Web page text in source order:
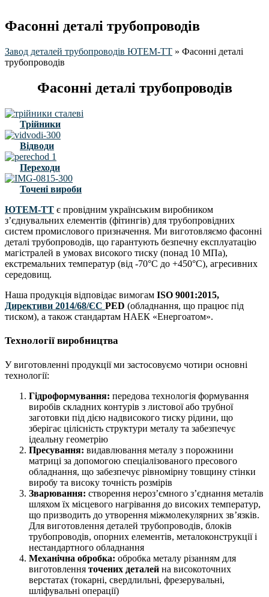
Фасонні деталі трубопроводів
Завод деталей трубопроводів ЮТЕМ-ТТ » Фасонні деталі
трубопроводів
Фасонні деталі трубопроводів
Трійники
Відводи
Переходи
Точені вироби
ЮТЕМ-ТТ є провідним українським виробником
з’єднувальних елементів (фітингів) для трубопровідних
систем промислового призначення. Ми виготовляємо фасонні
деталі трубопроводів, що гарантують безпечну експлуатацію
магістралей в умовах високого тиску (понад 10 МПа),
екстремальних температур (від -70°C до +450°C), агресивних
середовищ.
Наша продукція відповідає вимогам ISO 9001:2015,
Директиви 2014/68/ЄС PED (обладнання, що працює під
тиском), а також стандартам НАЕК «Енергоатом».
Технології виробництва
У виготовленні продукції ми застосовуємо чотири основні
технології:
Гідроформування: передова технологія формування
виробів складних контурів з листової або трубної
заготовки під дією надвисокого тиску рідини, що
зберігає цілісність структури металу та забезпечує
ідеальну геометрію
Пресування: видавлювання металу з порожнини
матриці за допомогою спеціалізованого пресового
обладнання, що забезпечує рівномірну товщину стінки
виробу та високу точність розмірів
Зварювання: створення нероз’ємного з’єднання металів
шляхом їх місцевого нагрівання до високих температур,
що призводить до утворення міжмолекулярних зв’язків.
Для виготовлення деталей трубопроводів, блоків
трубопроводів, опорних елементів, металоконструкції і
нестандартного обладнання
Механічна обробка: обробка металу різанням для
виготовлення точених деталей на високоточних
верстатах (токарні, свердлильні, фрезерувальні,
шліфувальні операції)